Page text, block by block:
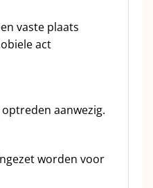
vaste plaats
act
aanwezig.
worden voor